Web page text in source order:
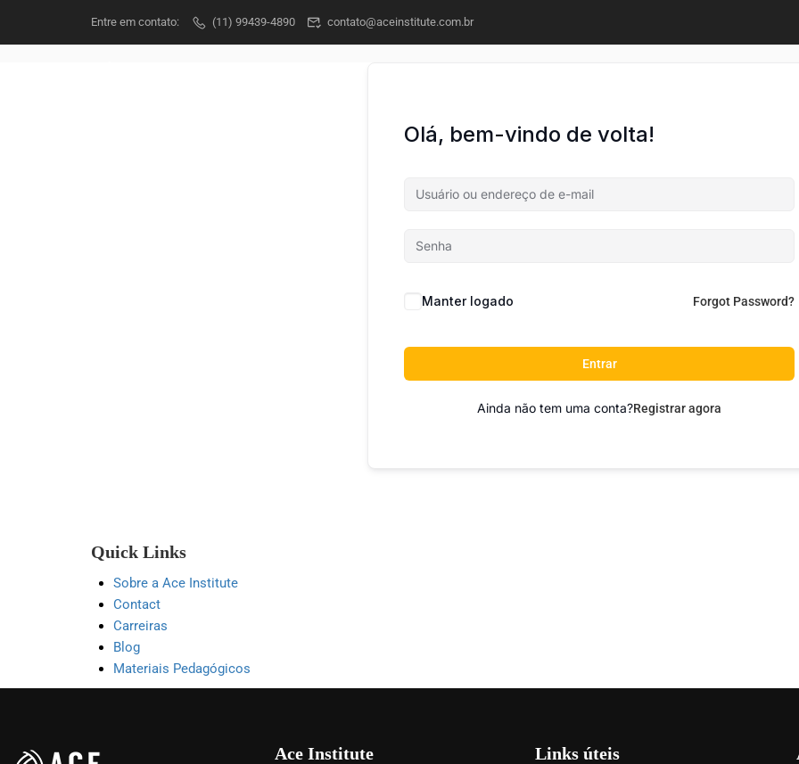
Entre em contato: (11) 99439-4890 contato@aceinstitute.com.br
Olá, bem-vindo de volta!
Manter logado Forgot Password?
Entrar
Ainda não tem uma conta?Registrar agora
Quick Links
Sobre a Ace Institute
Contact
Carreiras
Blog
Materiais Pedagógicos
Ace Institute Links úteis